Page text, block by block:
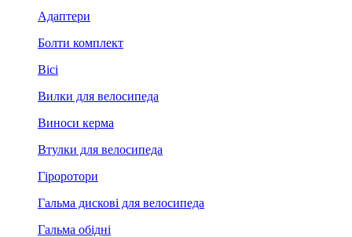
Адаптери
Болти комплект
Вісі
Вилки для велосипеда
Виноси керма
Втулки для велосипеда
Гіроротори
Гальма дискові для велосипеда
Гальма обідні